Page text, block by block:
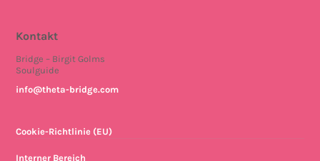
Kontakt
Bridge – Birgit Golms
Soulguide
info@theta-bridge.com
Cookie-Richtlinie (EU)
Interner Bereich